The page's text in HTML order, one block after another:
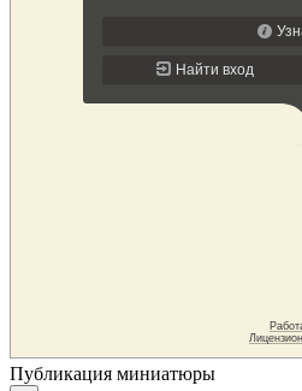
Публикация миниатюры